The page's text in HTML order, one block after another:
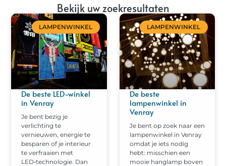
Bekijk uw zoekresultaten
LAMPENWINKEL
De beste LED-winkel
in Venray
Je bent bezig je
verlichting te
vernieuwen, energie te
besparen of je interieur
te verfraaien met
LED‑technologie. Dan
LAMPENWINKEL
De beste
lampenwinkel in
Venray
Je bent op zoek naar een
lampenwinkel in Venray
omdat je iets nodig
hebt: misschien een
mooie hanglamp boven